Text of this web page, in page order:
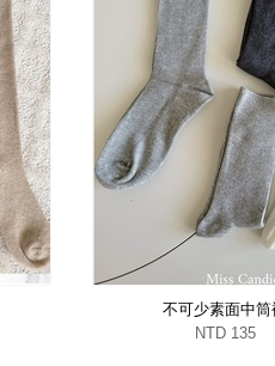
不可少素面中筒
NTD 135